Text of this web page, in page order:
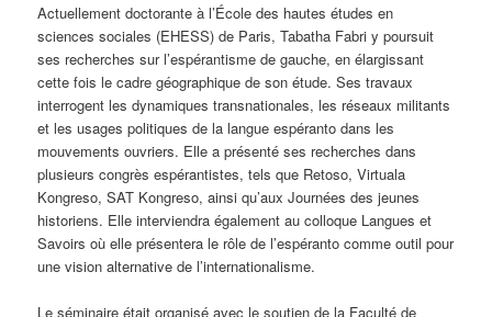
Actuellement doctorante à l’École des hautes études en
sciences sociales (EHESS) de Paris, Tabatha Fabri y poursuit
ses recherches sur l’espérantisme de gauche, en élargissant
cette fois le cadre géographique de son étude. Ses travaux
interrogent les dynamiques transnationales, les réseaux militants
et les usages politiques de la langue espéranto dans les
mouvements ouvriers. Elle a présenté ses recherches dans
plusieurs congrès espérantistes, tels que Retoso, Virtuala
Kongreso, SAT Kongreso, ainsi qu’aux Journées des jeunes
historiens. Elle interviendra également au colloque Langues et
Savoirs où elle présentera le rôle de l’espéranto comme outil pour
une vision alternative de l’internationalisme.
Le séminaire était organisé avec le soutien de la Faculté de